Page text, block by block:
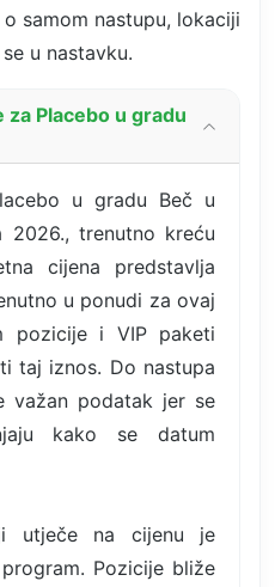
samom nastupu, lokaciji
u nastavku.
za Placebo u gradu
u gradu Beč u
2026., trenutno kreću
cijena predstavlja
u ponudi za ovaj
pozicije i VIP paketi
taj iznos. Do nastupa
važan podatak jer se
kako se datum
utječe na cijenu je
Pozicije bliže